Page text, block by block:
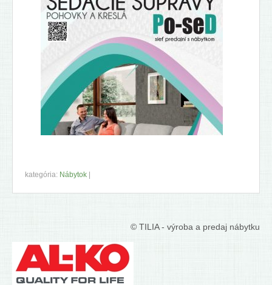
Nábytkové kovanie a náradie
Záhrada
Služby
Referencie
Obrázky predajne
kategória: Nábytok
© TILIA - výroba a predaj nábytku